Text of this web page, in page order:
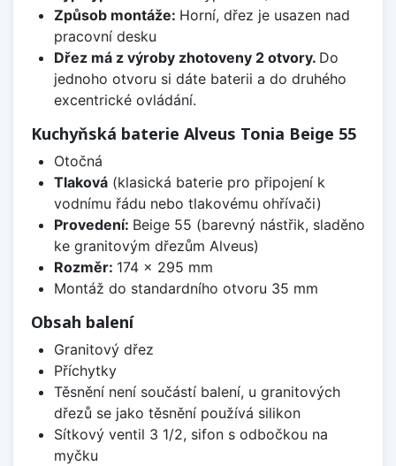
Způsob montáže: Horní, dřez je usazen nad
pracovní desku
Dřez má z výroby zhotoveny 2 otvory. Do
jednoho otvoru si dáte baterii a do druhého
excentrické ovládání.
Kuchyňská baterie Alveus Tonia Beige 55
Otočná
Tlaková(klasická baterie pro připojení k
vodnímu řádu nebo tlakovému ohřívači)
Provedení: Beige 55 (barevný nástřik, sladěno
ke granitovým dřezům Alveus)
Rozměr: 174 x 295 mm
Montáž do standardního otvoru 35 mm
Obsah balení
Granitový dřez
Příchytky
Těsnění není součástí balení, u granitových
dřezů se jako těsnění používá silikon
Sítkový ventil 3 1/2, sifon s odbočkou na
myčku